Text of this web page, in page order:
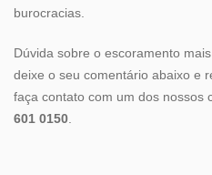
burocracias.
Dúvida sobre o escoramento
deixe o seu comentário abaixo e
faça contato com um dos nossos
601 0150